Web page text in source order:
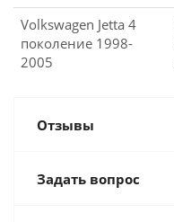
Volkswagen Jetta 4
поколение 1998-
2005
Отзывы
Задать вопрос